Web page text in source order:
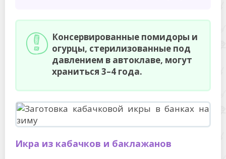
Консервированные помидоры и
огурцы, стерилизованные под
давлением в автоклаве, могут
храниться 3–4 года.
Икра из кабачков и баклажанов